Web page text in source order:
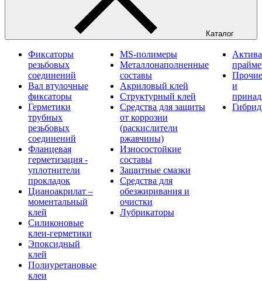
Каталог
Фиксаторы
резьбовых
соединений
Вал втулочные
фиксаторы
Герметики
трубных
резьбовых
соединений
Фланцевая
герметизация -
уплотнители
прокладок
Цианоакрилат –
моментальный
клей
Силиконовые
клеи-герметики
Эпоксидный
клей
Полиуретановые
клеи
MS-полимеры
Металлонаполненные
составы
Акриловый клей
Структурный клей
Средства для защиты
от коррозии
(раскислители
ржавчины)
Износостойкие
составы
Защитные смазки
Средства для
обезжиривания и
очистки
Лубрикаторы
и